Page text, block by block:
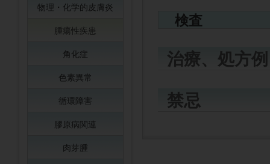
検査
治療、処方例
禁忌
物理・化学的皮膚炎
腫瘍性疾患
角化症
色素異常
循環障害
膠原病関連
肉芽腫